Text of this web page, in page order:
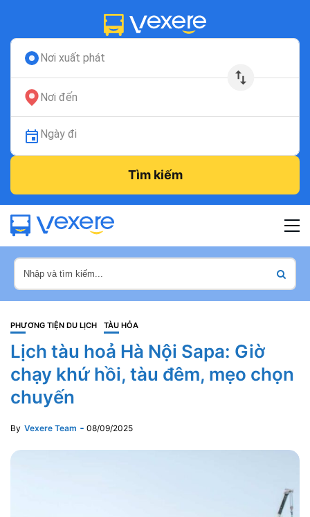
Nơi xuất phát
Nơi đến
Ngày đi
Tìm kiếm
PHƯƠNG TIỆN DU LỊCH TÀU HỎA
Lịch tàu hoả Hà Nội Sapa: Giờ
chạy khứ hồi, tàu đêm, mẹo chọn
chuyến
By Vexere Team 08/09/2025